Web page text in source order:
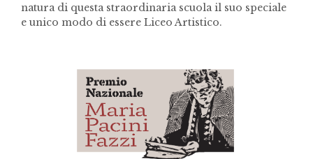
natura di questa straordinaria scuola il suo speciale
e unico modo di essere Liceo Artistico.